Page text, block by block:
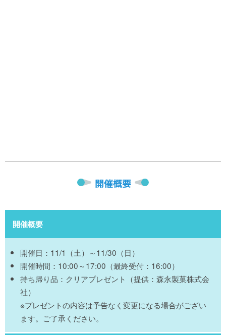
開催概要
開催概要
開催日：11/1（土）～11/30（日）
開催時間：10:00～17:00（最終受付：16:00）
持ち帰り品：クリアプレゼント（提供：森永製菓株式会
社）
※プレゼントの内容は予告なく変更になる場合がござい
ます。ご了承ください。